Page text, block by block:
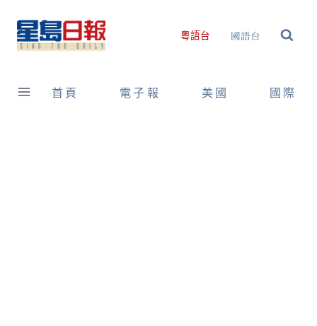
content
粵語台 國語台
首頁 電子報 美國 國際